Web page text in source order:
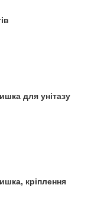
для унітазу
кріплення